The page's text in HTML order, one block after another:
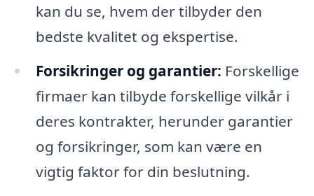
kan du se, hvem der tilbyder den
bedste kvalitet og ekspertise.
Forsikringer og garantier: Forskellige
firmaer kan tilbyde forskellige vilkår i
deres kontrakter, herunder garantier
og forsikringer, som kan være en
vigtig faktor for din beslutning.